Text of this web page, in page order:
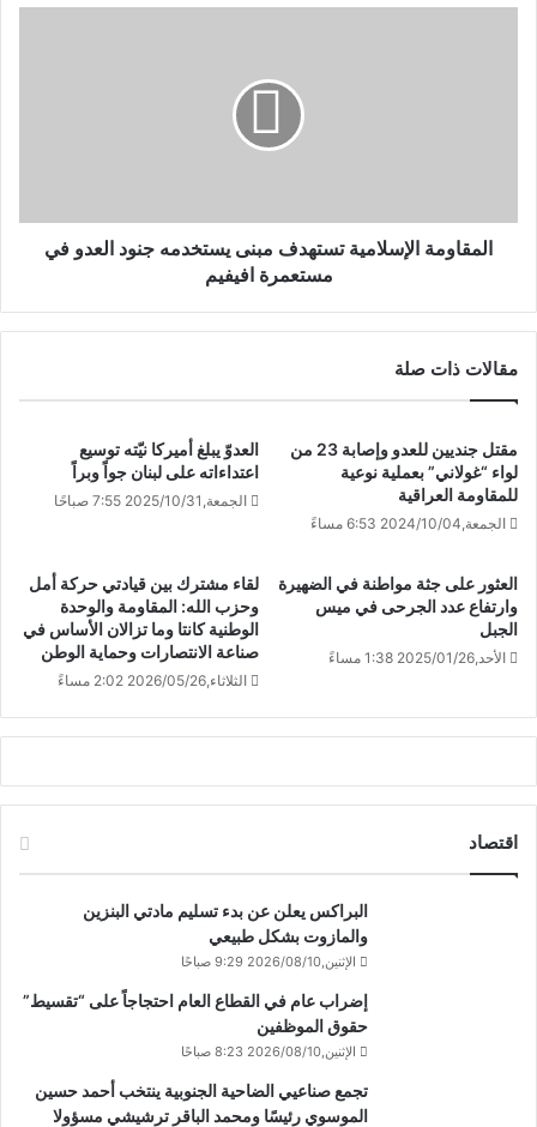
المقاومة ‏الإسلامية تستهدف مبنى يستخدمه جنود العدو في
مستعمرة افيفيم
مقالات ذات صلة
مقتل جنديين للعدو وإصابة 23 من
لواء “غولاني” بعملية نوعية
للمقاومة العراقية
الجمعة,2024/10/04 6:53 مساءً
العدوّ يبلغ أميركا نيّته توسيع
اعتداءاته على لبنان جواً وبراً
الجمعة,2025/10/31 7:55 صباحًا
العثور على جثة مواطنة في الضهيرة
وارتفاع عدد الجرحى في ميس
الجبل
الأحد,2025/01/26 1:38 مساءً
لقاء مشترك بين قيادتي حركة أمل
وحزب الله: المقاومة والوحدة
الوطنية كانتا وما تزالان الأساس في
صناعة الانتصارات وحماية الوطن
الثلاثاء,2026/05/26 2:02 مساءً
اقتصاد
البراكس يعلن عن بدء تسليم مادتي البنزين
والمازوت بشكل طبيعي
الإثنين,2026/08/10 9:29 صباحًا
إضراب عام في القطاع العام احتجاجاً على “تقسيط”
حقوق الموظفين
الإثنين,2026/08/10 8:23 صباحًا
تجمع صناعيي الضاحية الجنوبية ينتخب أحمد حسين
الموسوي رئيسًا ومحمد الباقر ترشيشي مسؤولا